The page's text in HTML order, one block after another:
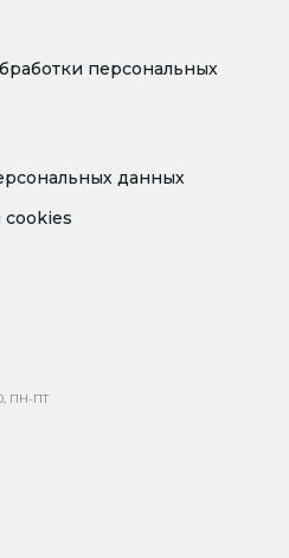
персональных
данных
cookies
ПН-ПТ